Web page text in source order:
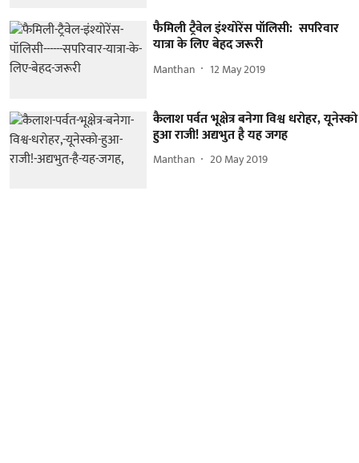
फैमिली ट्रैवेल इंश्योरेंस पॉलिसी: सपरिवार
यात्रा के लिए बेहद जरूरी
Manthan 12 May 2019
कैलाश पर्वत भूक्षेत्र बनेगा विश्व धरोहर, यूनेस्को
हुआ राजी! अद्यभुत है यह जगह
Manthan 20 May 2019